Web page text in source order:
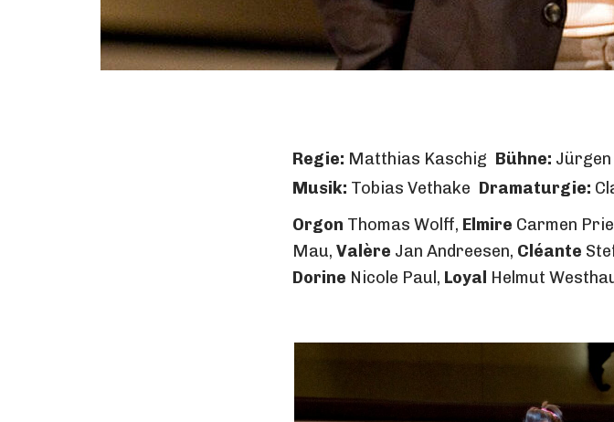
Regie: Matthias Kaschig Bühne: Jürgen
Musik: Tobias Vethake Dramaturgie:
Orgon Thomas Wolff, Elmire Carmen
Mau, Valère Jan Andreesen, Cléante
Dorine Nicole Paul, Loyal Helmut